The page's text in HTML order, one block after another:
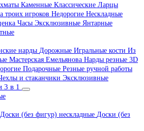
Каменные Классические Ларцы
троих игроков Недорогие Нескладные
Часы Эксклюзивные Янтарные
нарды Дорожные Игральные кости Из
Мастерская Емельянова Нарды резные 3D
Подарочные Резные ручной работы
и стаканчики Эксклюзивные
в 1
Доски (без фигур) нескладные Доски (без